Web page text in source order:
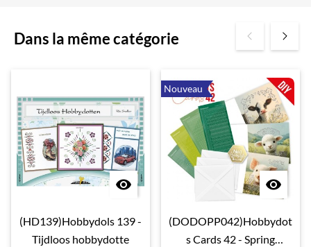
Dans la même catégorie

(HD139)Hobbydols 139 -
Tijdloos hobbydotte
Nouveau

(DODOPP042)Hobbydot
s Cards 42 - Spring